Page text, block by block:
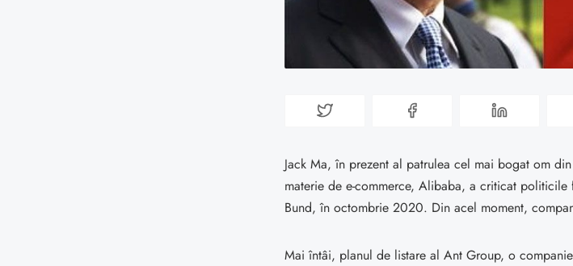
Jack Ma, în prezent al patrulea cel mai bogat om
materie de e-commerce, Alibaba, a criticat
Bund, în octombrie 2020. Din acel moment,
Mai întâi, planul de listare al Ant Group, o